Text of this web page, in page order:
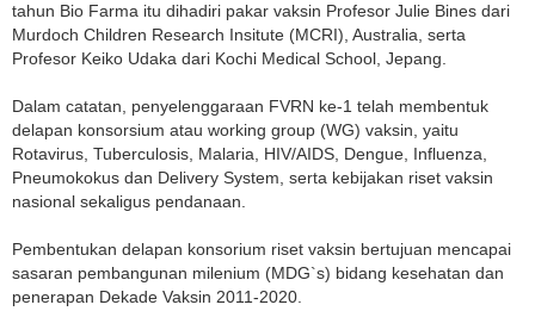
tahun Bio Farma itu dihadiri pakar vaksin Profesor Julie Bines dari
Murdoch Children Research Insitute (MCRI), Australia, serta
Profesor Keiko Udaka dari Kochi Medical School, Jepang.
Dalam catatan, penyelenggaraan FVRN ke-1 telah membentuk
delapan konsorsium atau working group (WG) vaksin, yaitu
Rotavirus, Tuberculosis, Malaria, HIV/AIDS, Dengue, Influenza,
Pneumokokus dan Delivery System, serta kebijakan riset vaksin
nasional sekaligus pendanaan.
Pembentukan delapan konsorium riset vaksin bertujuan mencapai
sasaran pembangunan milenium (MDG`s) bidang kesehatan dan
penerapan Dekade Vaksin 2011-2020.